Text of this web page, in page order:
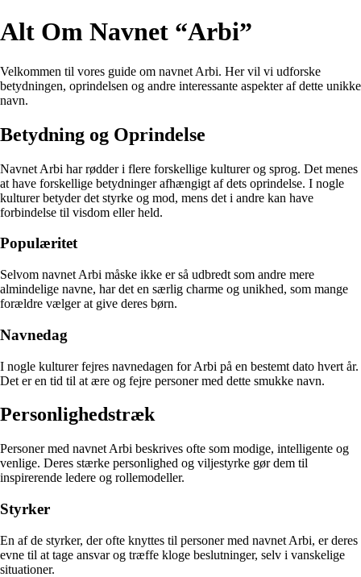
Alt Om Navnet “Arbi”
Velkommen til vores guide om navnet Arbi. Her vil vi udforske
betydningen, oprindelsen og andre interessante aspekter af dette unikke
navn.
Betydning og Oprindelse
Navnet Arbi har rødder i flere forskellige kulturer og sprog. Det menes
at have forskellige betydninger afhængigt af dets oprindelse. I nogle
kulturer betyder det styrke og mod, mens det i andre kan have
forbindelse til visdom eller held.
Populæritet
Selvom navnet Arbi måske ikke er så udbredt som andre mere
almindelige navne, har det en særlig charme og unikhed, som mange
forældre vælger at give deres børn.
Navnedag
I nogle kulturer fejres navnedagen for Arbi på en bestemt dato hvert år.
Det er en tid til at ære og fejre personer med dette smukke navn.
Personlighedstræk
Personer med navnet Arbi beskrives ofte som modige, intelligente og
venlige. Deres stærke personlighed og viljestyrke gør dem til
inspirerende ledere og rollemodeller.
Styrker
En af de styrker, der ofte knyttes til personer med navnet Arbi, er deres
evne til at tage ansvar og træffe kloge beslutninger, selv i vanskelige
situationer.